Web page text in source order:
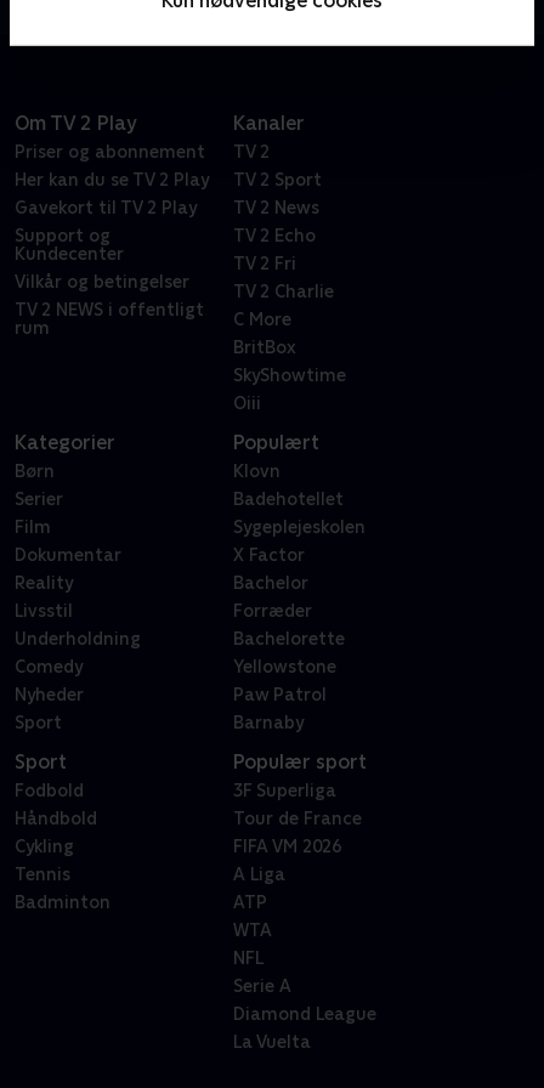
Om TV 2 Play
Priser og abonnement
Her kan du se TV 2 Play
Gavekort til TV 2 Play
Support og
Kundecenter
Vilkår og betingelser
TV 2 NEWS i offentligt
rum
Kanaler
TV 2
TV 2 Sport
TV 2 News
TV 2 Echo
TV 2 Fri
TV 2 Charlie
C More
BritBox
SkyShowtime
Oiii
Kategorier
Børn
Serier
Film
Dokumentar
Reality
Livsstil
Underholdning
Comedy
Nyheder
Sport
Populært
Klovn
Badehotellet
Sygeplejeskolen
X Factor
Bachelor
Forræder
Bachelorette
Yellowstone
Paw Patrol
Barnaby
Sport
Fodbold
Håndbold
Cykling
Tennis
Badminton
Populær sport
3F Superliga
Tour de France
FIFA VM 2026
A Liga
ATP
WTA
NFL
Serie A
Diamond League
La Vuelta